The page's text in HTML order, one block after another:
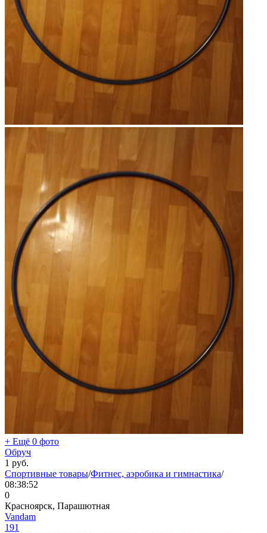
+ Ещё 0 фото
Обруч
1 руб.
Спортивные товары/Фитнес, аэробика и гимнастика/
08:38:52
0
Красноярск, Парашютная
Vandаm
191